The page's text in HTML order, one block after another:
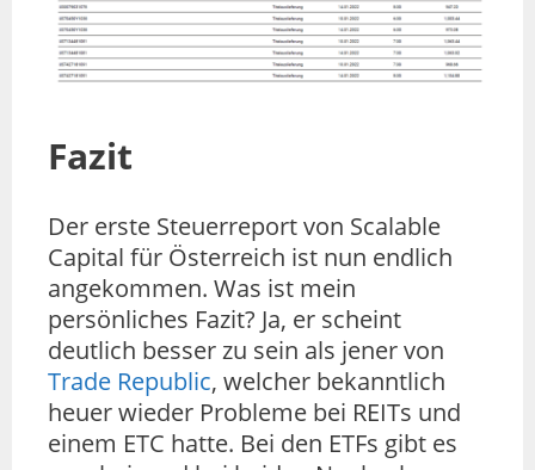
Fazit
Der erste Steuerreport von Scalable
Capital für Österreich ist nun endlich
angekommen. Was ist mein
persönliches Fazit? Ja, er scheint
deutlich besser zu sein als jener von
Trade Republic, welcher bekanntlich
heuer wieder Probleme bei REITs und
einem ETC hatte. Bei den ETFs gibt es